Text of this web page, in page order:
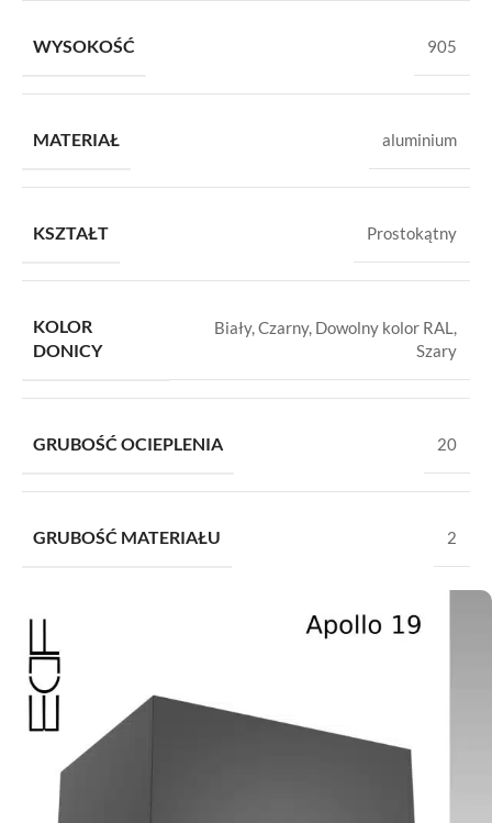
WYSOKOŚĆ 905
MATERIAŁ aluminium
KSZTAŁT Prostokątny
KOLOR
DONICY
Biały, Czarny, Dowolny kolor RAL
Szary
GRUBOŚĆ OCIEPLENIA 20
GRUBOŚĆ MATERIAŁU 2